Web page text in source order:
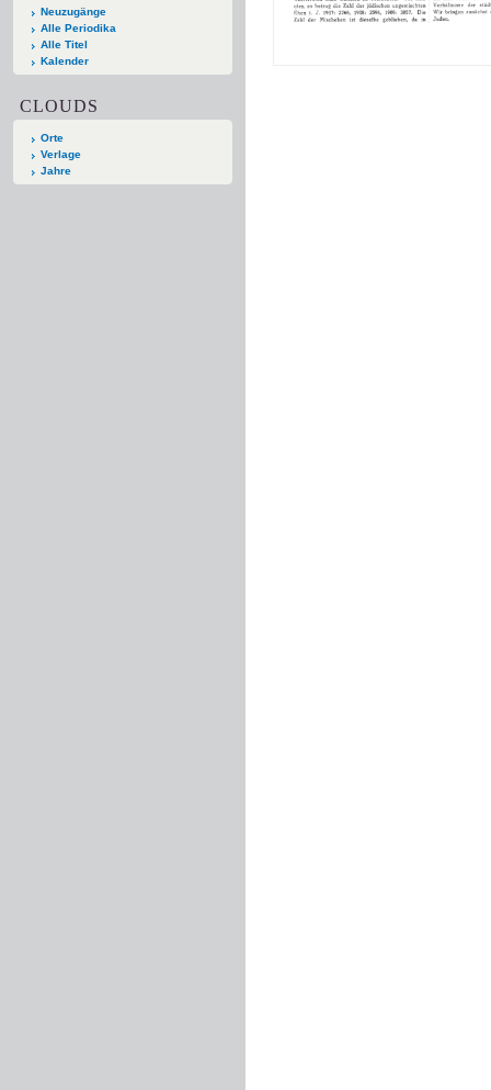
Neuzugänge
Alle Periodika
Alle Titel
Kalender
CLOUDS
Orte
Verlage
Jahre